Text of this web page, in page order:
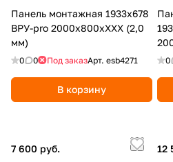
Панель монтажная 1933х678
ВРУ-pro 2000х800хХХХ (2,0
мм)
0 0 Под заказАрт. esb4271
В корзину
0
7 600 руб.
12